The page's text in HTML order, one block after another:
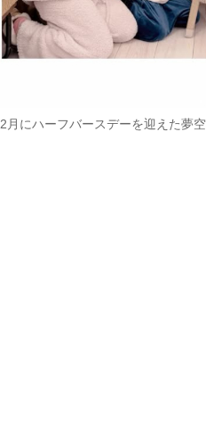
2月にハーフバースデーを迎えた夢